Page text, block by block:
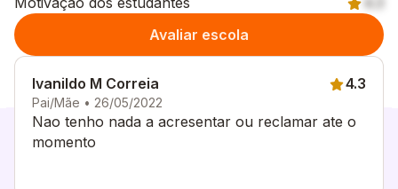
Avaliar escola
Ivanildo M Correia
Pai/Mãe • 26/05/2022
4.3
Nao tenho nada a acresentar ou reclamar ate o
momento